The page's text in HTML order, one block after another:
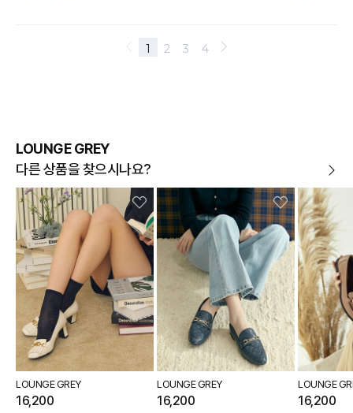
LOUNGE GREY
다른 상품을 찾으시나요?
LOUNGE GREY
16,200
LOUNGE GREY
16,200
LOUNGE
16,200